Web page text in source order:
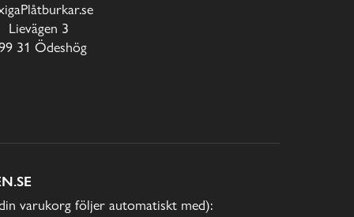
Lievägen 3
31 Ödeshög
varukorg följer automatiskt med):